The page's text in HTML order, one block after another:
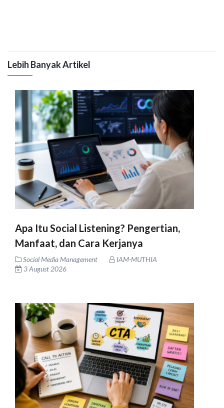
Lebih Banyak Artikel
Apa Itu Social Listening? Pengertian,
Manfaat, dan Cara Kerjanya
Social Media Management
IAM-MUTHIA
3 August 2026